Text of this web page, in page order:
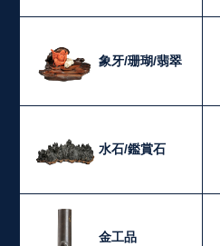
象牙/珊瑚/翡翠
水石/鑑賞石
金工品